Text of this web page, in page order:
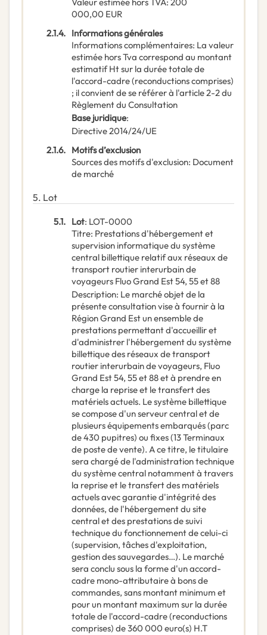
000,00 EUR
2.1.4. Informations générales
Informations complémentaires: La valeur
estimée hors Tva correspond au montant
estimatif Ht sur la durée totale de
l'accord-cadre (reconductions comprises)
; il convient de se référer à l'article 2-2 du
Règlement du Consultation
Base juridique:
Directive 2014/24/UE
2.1.6. Motifs d’exclusion
Sources des motifs d'exclusion: Document
de marché
5. Lot
5.1. Lot: LOT-0000
Titre: Prestations d'hébergement et
supervision informatique du système
central billettique relatif aux réseaux de
transport routier interurbain de
voyageurs Fluo Grand Est 54, 55 et 88
Description: Le marché objet de la
présente consultation vise à fournir à la
Région Grand Est un ensemble de
prestations permettant d'accueillir et
d'administrer l'hébergement du système
billettique des réseaux de transport
routier interurbain de voyageurs, Fluo
Grand Est 54, 55 et 88 et à prendre en
charge la reprise et le transfert des
matériels actuels. Le système billettique
se compose d'un serveur central et de
plusieurs équipements embarqués (parc
de 430 pupitres) ou fixes (13 Terminaux
de poste de vente). A ce titre, le titulaire
sera chargé de l'administration technique
du système central notamment à travers
la reprise et le transfert des matériels
actuels avec garantie d'intégrité des
données, de l'hébergement du site
central et des prestations de suivi
technique du fonctionnement de celui-ci
(supervision, tâches d'exploitation,
gestion des sauvegardes…). Le marché
sera conclu sous la forme d'un accord-
cadre mono-attributaire à bons de
commandes, sans montant minimum et
pour un montant maximum sur la durée
totale de l'accord-cadre (reconductions
comprises) de 360 000 euro(s) H.T